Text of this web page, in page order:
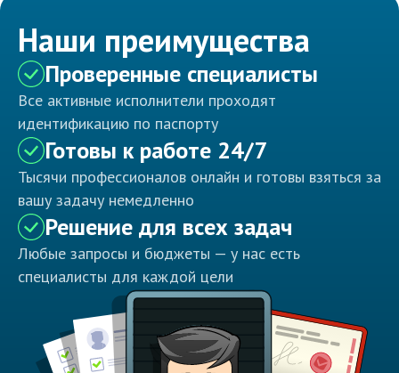
Наши преимущества
Проверенные специалисты
Все активные исполнители проходят
идентификацию по паспорту
Готовы к работе 24/7
Тысячи профессионалов онлайн и готовы взяться за
вашу задачу немедленно
Решение для всех задач
Любые запросы и бюджеты — у нас есть
специалисты для каждой цели